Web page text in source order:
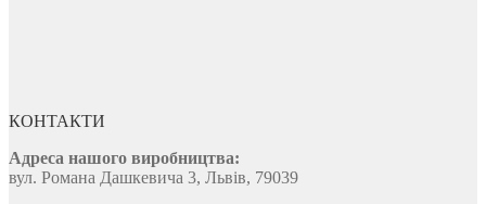
КОНТАКТИ
Адреса нашого виробництва:
вул. Романа Дашкевича 3, Львів, 79039